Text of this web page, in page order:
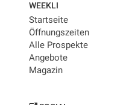
WEEKLI
Startseite
Öffnungszeiten
Alle Prospekte
Angebote
Magazin